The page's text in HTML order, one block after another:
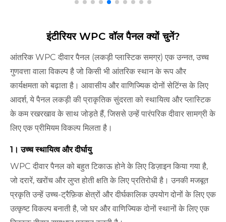
इंटीरियर WPC वॉल पैनल क्यों चुनें?
आंतरिक WPC दीवार पैनल (लकड़ी प्लास्टिक समग्र) एक उन्नत, उच्च
गुणवत्ता वाला विकल्प है जो किसी भी आंतरिक स्थान के रूप और
कार्यक्षमता को बढ़ाता है। आवासीय और वाणिज्यिक दोनों सेटिंग्स के लिए
आदर्श, ये पैनल लकड़ी की प्राकृतिक सुंदरता को स्थायित्व और प्लास्टिक
के कम रखरखाव के साथ जोड़ते हैं, जिससे उन्हें पारंपरिक दीवार सामग्री के
लिए एक प्रीमियम विकल्प मिलता है।
1। उच्च स्थायित्व और दीर्घायु
WPC दीवार पैनल को बहुत टिकाऊ होने के लिए डिज़ाइन किया गया है,
जो दरारें, खरोंच और लुप्त होती क्षति के लिए प्रतिरोधी है। उनकी मजबूत
प्रकृति उन्हें उच्च-ट्रैफ़िक क्षेत्रों और दीर्घकालिक उपयोग दोनों के लिए एक
उत्कृष्ट विकल्प बनाती है, जो घर और वाणिज्यिक दोनों स्थानों के लिए एक